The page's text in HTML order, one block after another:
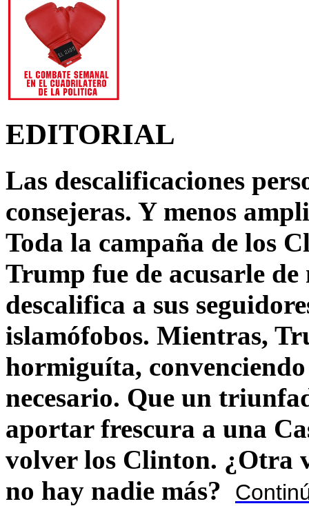
EDITORIAL
Las descalificaciones
consejeras. Y menos
Toda la campaña de los
Trump fue de acusarle
descalifica a sus
islamófobos. Mientras,
hormiguíta,
necesario. Que un
aportar frescura a una
volver los Clinton. ¿Otra
no hay nadie más?